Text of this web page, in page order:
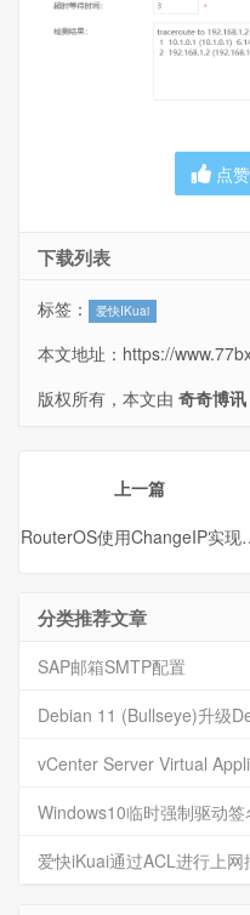
点赞
下载列表
标签： 爱快IKuai
本文地址： https://
版权所有，本文由 奇奇博讯
上一篇
RouterOS使用ChangeIP实现
分类推荐文章
SAP邮箱SMTP配置
Debian 11 (Bullseye)升级
vCenter Server Virtual
Windows10临时强制驱动签
爱快iKuai通过ACL进行上网